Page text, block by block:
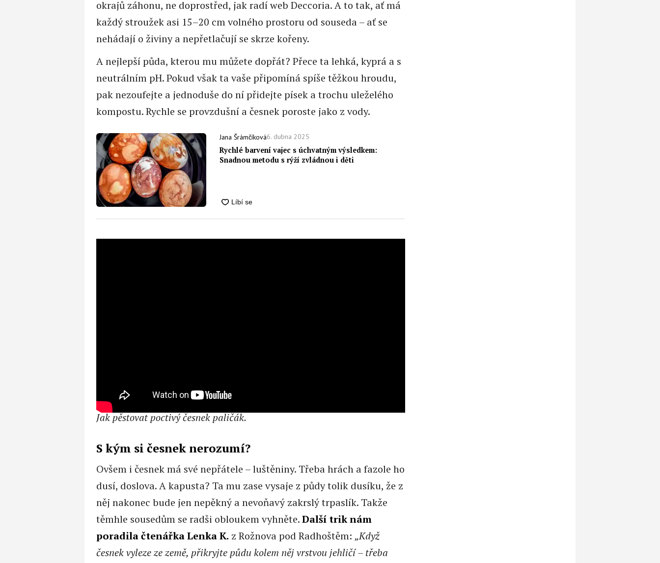
okrajů záhonu, ne doprostřed, jak radí web Deccoria. A to tak, ať má
každý stroužek asi 15–20 cm volného prostoru od souseda – ať se
nehádají o živiny a nepřetlačují se skrze kořeny.
A nejlepší půda, kterou mu můžete dopřát? Přece ta lehká, kyprá a s
neutrálním pH. Pokud však ta vaše připomíná spíše těžkou hroudu,
pak nezoufejte a jednoduše do ní přidejte písek a trochu uleželého
kompostu. Rychle se provzdušní a česnek poroste jako z vody.
Jana Šrámčíková6. dubna 2025
Rychlé barvení vajec s úchvatným výsledkem:
Snadnou metodu s rýží zvládnou i děti
Jak pěstovat poctivý česnek paličák.
S kým si česnek nerozumí?
Ovšem i česnek má své nepřátele – luštěniny. Třeba hrách a fazole ho
dusí, doslova. A kapusta? Ta mu zase vysaje z půdy tolik dusíku, že z
něj nakonec bude jen nepěkný a nevoňavý zakrslý trpaslík. Takže
těmhle sousedům se radši obloukem vyhněte.Další trik nám
poradila čtenářka Lenka K. z Rožnova pod Radhoštěm: „Když
česnek vyleze ze země, přikryjte půdu kolem něj vrstvou jehličí – třeba